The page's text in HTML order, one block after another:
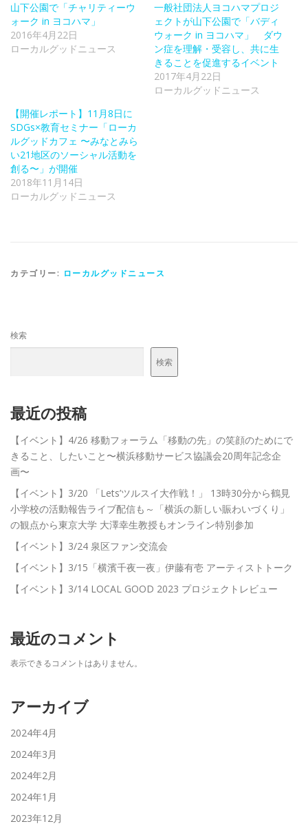
山下公園で「チャリティーウ
ォーク in ヨコハマ」
2016年4月22日
ローカルグッドニュース
一般社団法人ヨコハマプロジ
ェクトが山下公園で「バディ
ウォーク in ヨコハマ」 ダウ
ン症を理解・受容し、共に生
きることを促進するイベント
2017年4月22日
ローカルグッドニュース
【開催レポート】11月8日に
SDGs×教育セミナー「ローカ
ルグッドカフェ 〜みなとみら
い21地区のソーシャル活動を
創る〜」が開催
2018年11月14日
ローカルグッドニュース
カテゴリー: ローカルグッドニュース
検索
検索
最近の投稿
【イベント】4/26 移動フォーラム「移動の先」の笑顔のためにで
きること、したいこと〜横浜移動サービス協議会20周年記念企
画〜
【イベント】3/20 「Lets’ツルスイ大作戦！」 13時30分から鶴見
小学校の活動報告ライブ配信も～「横浜の新しい賑わいづくり」
の観点から東京大学 大澤幸生教授もオンライン特別参加
【イベント】3/24 泉区ファン交流会
【イベント】3/15「横濱千夜一夜」伊藤有壱 アーティストトーク
【イベント】3/14 LOCAL GOOD 2023 プロジェクトレビュー
最近のコメント
表示できるコメントはありません。
アーカイブ
2024年4月
2024年3月
2024年2月
2024年1月
2023年12月